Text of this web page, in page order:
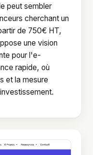
peut sembler
cherchant un
de 750€ HT,
une vision
pour l'e-
rapide, où
et la mesure